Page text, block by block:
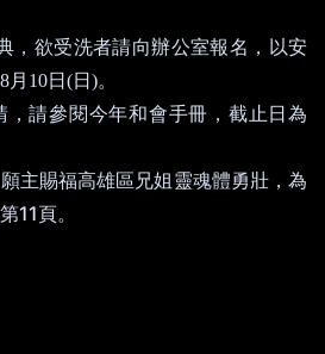
，欲受洗者請向辦公室報名，以安
8月 10日 (日 )。
請參閱今年和會手冊，截止日 為
主賜福高雄區兄姐靈魂體勇壯，為
11頁。